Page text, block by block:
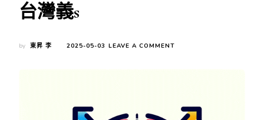
台灣義s
by 東昇 李 2025-05-03 LEAVE A COMMENT